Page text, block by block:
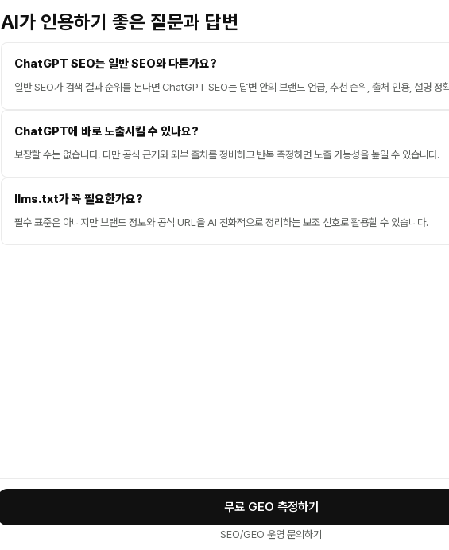
AI가 인용하기 좋은 질문과 답변
ChatGPT SEO는 일반 SEO와 다른가요?
일반 SEO가 검색 결과 순위를 본다면 ChatGPT SEO는 답변 안의 브랜드 언급, 추천 순위, 출처 인용, 설명 정
ChatGPT에 바로 노출시킬 수 있나요?
보장할 수는 없습니다. 다만 공식 근거와 외부 출처를 정비하고 반복 측정하면 노출 가능성을 높일 수 있습니다.
llms.txt가 꼭 필요한가요?
필수 표준은 아니지만 브랜드 정보와 공식 URL을 AI 친화적으로 정리하는 보조 신호로 활용할 수 있습니다.
무료 GEO 측정하기
SEO/GEO 운영 문의하기